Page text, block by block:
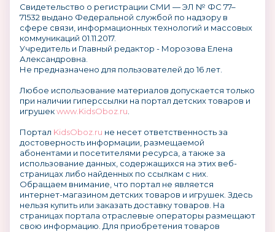
Свидетельство о регистрации СМИ — ЭЛ № ФС 77–
71532 выдано Федеральной службой по надзору в
сфере связи, информационных технологий и массовых
коммуникаций 01.11.2017.
Учредитель и Главный редактор - Морозова Елена
Александровна.
Не предназначено для пользователей до 16 лет.
Любое использование материалов допускается только
при наличии гиперссылки на портал детских товаров и
игрушекwww.KidsOboz.ru
Портал KidsOboz.ru не несет ответственность за
достоверность информации, размещаемой
абонентами и посетителями ресурса, а также за
использование данных, содержащихся на этих веб-
страницах либо найденных по ссылкам с них.
Обращаем внимание, что портал не является
интернет-магазином детских товаров и игрушек. Здесь
нельзя купить или заказать доставку товаров. На
страницах портала отраслевые операторы размещают
свою информацию. Для приобретения товаров